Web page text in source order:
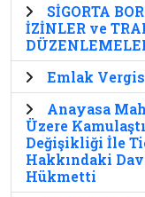
SİGORTA
İZİNLER ve
Emlak
Anayasa
Üzere
Değişikliği İle
Hakkındaki
Hükmetti